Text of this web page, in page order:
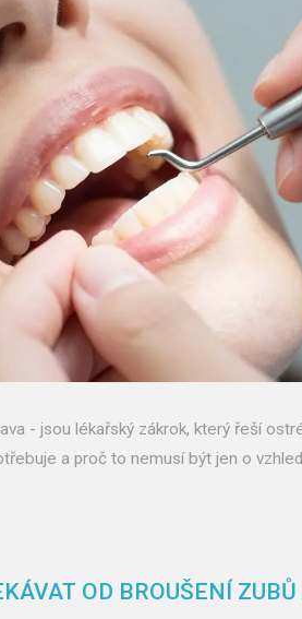
- jsou lékařský zákrok, který řeší
a proč to nemusí být jen o
OD BROUŠENÍ